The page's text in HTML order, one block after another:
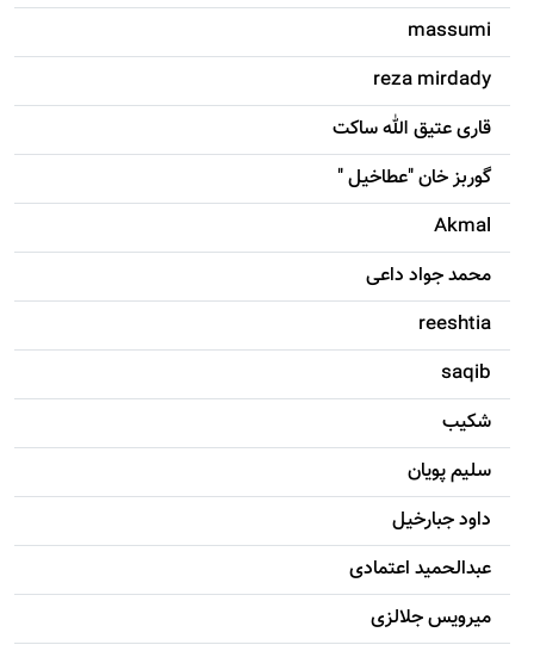
massumi
reza mirdady
قاری عتیق الله ساکت
گوربز خان "عطاخیل "
Akmal
محمد جواد داعی
reeshtia
saqib
شکيب
سليم پویان
داود جبارخیل
عبدالحمید اعتمادی
میرویس جلالزی